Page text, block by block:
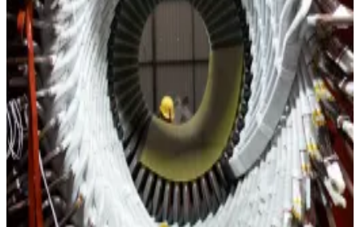
Extracción del rotor de un generador sobre riel en el taller
Balanceo dinámico del rotor de un generador en banco
Limpieza criogénica del devanado del estator de un
Estator de generador con devanado rojo barnizado en taller
Rotor de turbogenerador restaurado con polos y ventilador
axial
Mantenimiento a generador síncrono en plataforma
offshore FPSO
Izaje del rotor de un turbogenerador con grúa en planta al
amanecer